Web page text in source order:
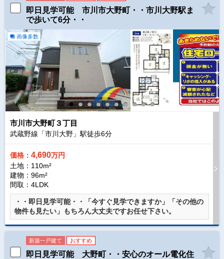
即日見学可能 市川市大野町・・市川大野駅ま
で歩いて6分・・
画像多数
市川市大野町３丁目
武蔵野線「市川大野」駅徒歩6分
価格： 4,690万円
土地：110m²
建物：96m²
間取：4LDK
・・即日見学可能・・「今すぐ見学できますか」「その他の
物件も見たい」もちろん大丈夫ですお任せ下さい。
新築一戸建て おすすめ
即日見学可能 大野町・・安心のオール電化住